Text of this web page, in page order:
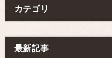
カテゴリ
最新記事